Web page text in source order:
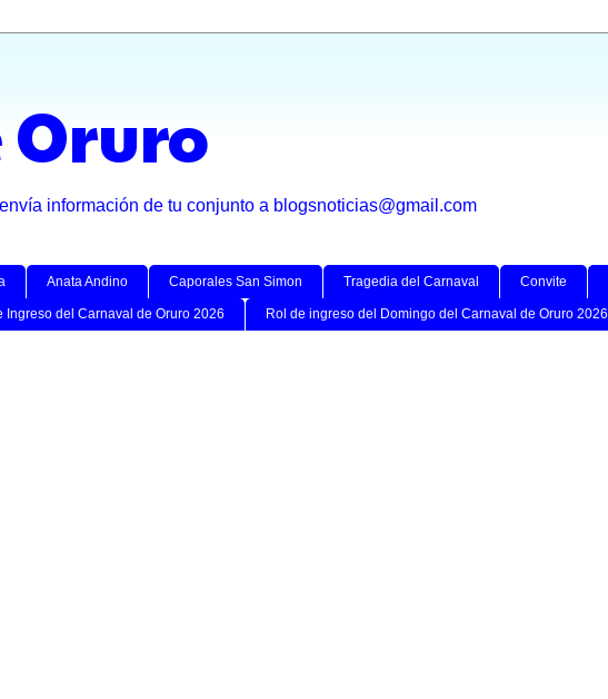
información de tu conjunto a blogsnoticias@gmail.com
Anata Andino Caporales San Simon Tragedia del Carnaval Convite
Ingreso del Carnaval de Oruro 2026 Rol de ingreso del Domingo del Carnaval de Oruro 2026